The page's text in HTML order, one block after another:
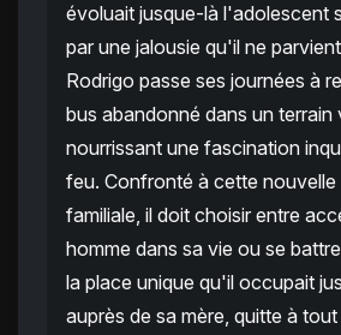
évoluait jusque-là l'adolescent
par une jalousie qu'il ne
Rodrigo passe ses journées à
bus abandonné dans un terrain
nourrissant une fascination
feu. Confronté à cette
familiale, il doit choisir entre
homme dans sa vie ou se
la place unique qu'il occupait
auprès de sa mère, quitte à